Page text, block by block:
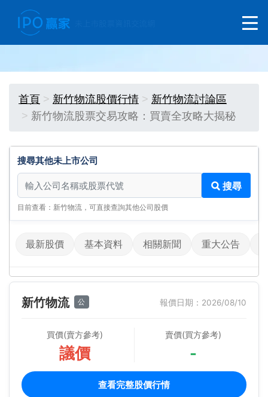
首頁 新竹物流股價行情
新竹物流討論區
新竹物流股票交易攻略：買賣全攻略大揭秘
搜尋其他未上市公司
搜尋其他未上市公司
搜尋
目前查看：新竹物流，可直接查詢其他公司股價
最新股價 基本資料 相關新聞 重大公告
新竹物流 公 報價日期：2026/08/10
買價(賣方參考)
議價
賣價(買方參考)
-
查看完整股價行情